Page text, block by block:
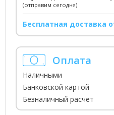
(отправим сегодня)
Бесплатная доставка
Оплата
Наличными
Банковской картой
Безналичный расчет